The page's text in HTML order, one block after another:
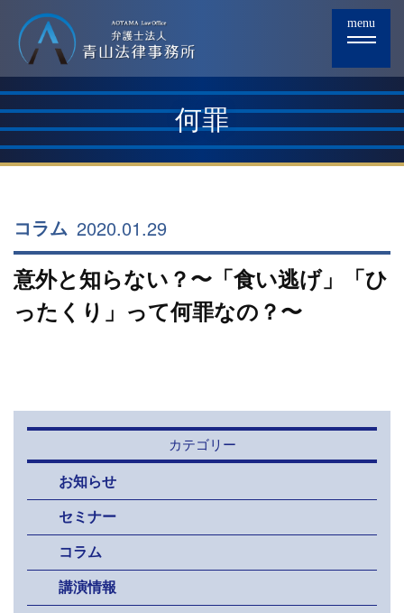
menu
何罪
コラム 2020.01.29
意外と知らない？〜「食い逃げ」「ひ
ったくり」って何罪なの？〜
カテゴリー
お知らせ
セミナー
コラム
講演情報